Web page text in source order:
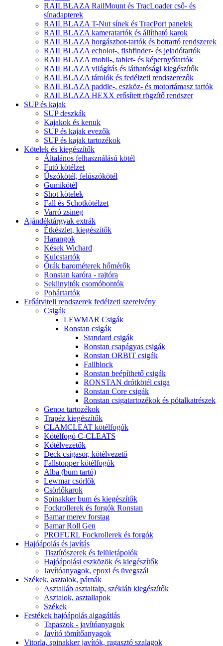
RAILBLAZA RailMount és TracLoader cső- és
sínadapterek
RAILBLAZA T-Nut sínek és TracPort panelek
RAILBLAZA kameratartók és állítható karok
RAILBLAZA horgászbot-tartók és bottartó rendszerek
RAILBLAZA echolot-, fishfinder- és jeladótartók
RAILBLAZA mobil-, tablet- és képernyőtartók
RAILBLAZA világítás és láthatósági kiegészítők
RAILBLAZA tárolók és fedélzeti rendszerezők
RAILBLAZA paddle-, eszköz- és motortámasz tartók
RAILBLAZA HEXX erősített rögzítő rendszer
SUP és kajak
SUP deszkák
Kajakok és kenuk
SUP és kajak evezők
SUP és kajak tartozékok
Kötelek és kiegészítők
Általános felhasználású kötél
Futó kötélzet
Úszókötél, felúszókötél
Gumikötél
Shot kötelek
Fall és Schotkötélzet
Varró zsineg
Ajándéktárgyak extrák
Étkészlet, kiegészítők
Harangok
Kések Wichard
Kulcstartók
Órák barométerek hőmérők
Ronstan karóra - rajtóra
Seklinyitók csomóbontók
Pohártartók
Erőátviteli rendszerek fedélzeti szerelvény
Csigák
LEWMAR Csigák
Ronstan csigák
Standard csigák
Ronstan csapágyas csigák
Ronstan ORBIT csigák
Fallblock
Ronstan beépíthető csigák
RONSTAN drótkötél csiga
Ronstan Core csigák
Ronstan csigatartozékok és pótalkatrészek
Genoa tartozékok
Trapéz kiegészítők
CLAMCLEAT kötélfogók
Kötélfogó C-CLEATS
Kötélvezetők
Deck csigasor, kötélvezető
Fallstopper kötélfogók
Alba (bum tartó)
Lewmar csörlők
Csörlőkarok
Spinakker bum és kiegészítők
Fockrollerek és forgók Ronstan
Bamar merev forstag
Bamar Roll Gen
PROFURL Fockrollerek és forgók
Hajóápolás és javítás
Tisztítószerek és felületápolók
Hajóápolási eszközök és kiegészítők
Javítóanyagok, epoxi és üvegszál
Székek, asztalok, párnák
Asztalláb asztaltalp, székláb kiegészítők
Asztalok, asztallapok
Székek
Festékek hajóápolás algagátlás
Tapaszok - javítóanyagok
Javító tömítőanyagok
Vitorla, spinakker javítók, ragasztó szalagok